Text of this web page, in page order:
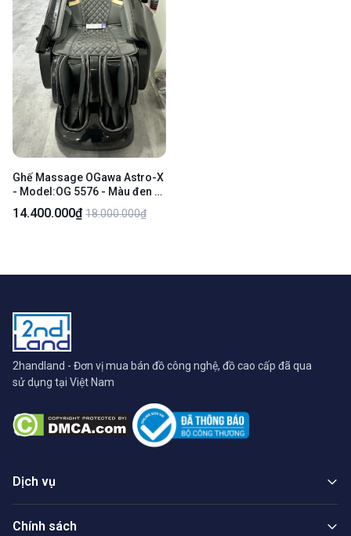
Ghế Massage OGawa Astro-X
- Model:OG 5576 - Màu đen -
Ngoại hình 98% - Body
14.400.000₫18.000.000₫
2handland - Đơn vị mua bán đồ công nghệ, đồ cao cấp đã qua
sử dụng tại Việt Nam
Dịch vụ
Chính sách